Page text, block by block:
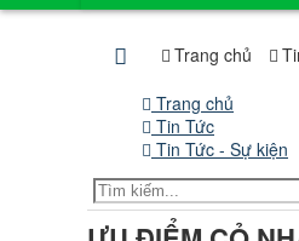
Trang chủ
Trang chủ
Tin Tức
Tin Tức - Sự kiện